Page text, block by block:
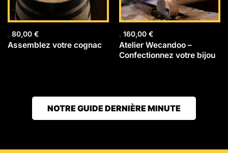
80,00 €
Assemblez votre cognac
160,00 €
Atelier Wecandoo –
Confectionnez votre bijou
NOTRE GUIDE DERNIÈRE MINUTE